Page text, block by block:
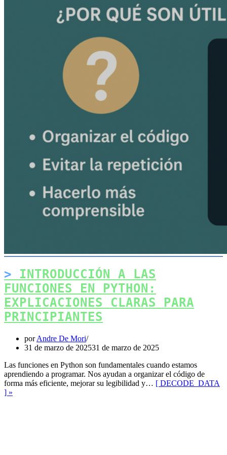
INTRODUCCIÓN A LAS
FUNCIONES EN PYTHON:
EXPLICACIONES CLARAS PARA
PRINCIPIANTES
porAndre De Mori
31 de marzo de 202531 de marzo de 2025
Las funciones en Python son fundamentales cuando estamos
aprendiendo a programar. Nos ayudan a organizar el código de
forma más eficiente, mejorar su legibilidad y… [ DECODE_DATA
] »